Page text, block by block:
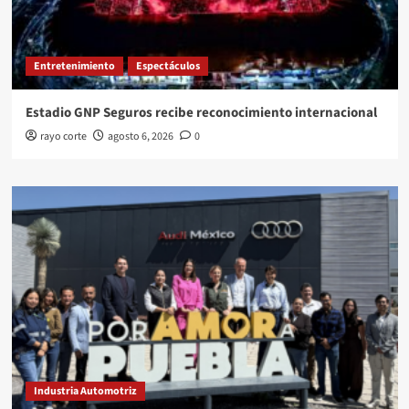
Entretenimiento Espectáculos
Estadio GNP Seguros recibe reconocimiento internacional
rayo corte agosto 6, 2026 0
Industria Automotriz